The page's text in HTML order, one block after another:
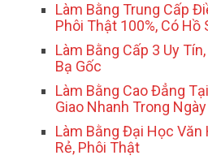
Làm Bằng Trung Cấp
Phôi Thật 100%, Có Hồ
Làm Bằng Cấp 3 Uy
Bạ Gốc
Làm Bằng Cao Đẳng
Giao Nhanh Trong Ngày
Làm Bằng Đại Học Văn
Rẻ, Phôi Thật